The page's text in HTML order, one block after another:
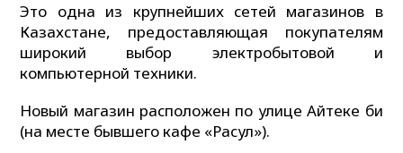
Это одна из крупнейших сетей магазинов в
Казахстане, предоставляющая покупателям
широкий выбор электробытовой и
компьютерной техники.
Новый магазин расположен по улице Айтеке би
(на месте бывшего кафе «Расул»).